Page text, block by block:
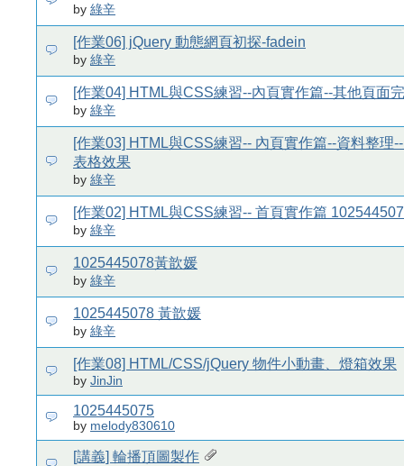
by 綠辛
[作業06] jQuery 動態網頁初探-fadein
by 綠辛
[作業04] HTML與CSS練習--內頁實作篇--其他頁面
by 綠辛
[作業03] HTML與CSS練習-- 內頁實作篇--資料整理
表格效果
by 綠辛
[作業02] HTML與CSS練習-- 首頁實作篇
by 綠辛
1025445078黃歆媛
by 綠辛
1025445078 黃歆媛
by 綠辛
[作業08] HTML/CSS/jQuery 物件小動畫、燈箱效果
by JinJin
1025445075
by melody830610
[講義] 輪播頂圖製作